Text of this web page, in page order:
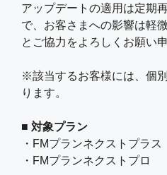
アップデートの適用は定期
で、お客さまへの影響は軽
とご協力をよろしくお願い
※該当するお客様には、個
ります。
■ 対象プラン
・FMプランネクストプラス
・FMプランネクストプロ